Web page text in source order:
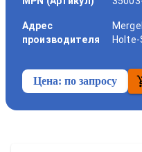
Адрес
производителя
Цена: по запросу